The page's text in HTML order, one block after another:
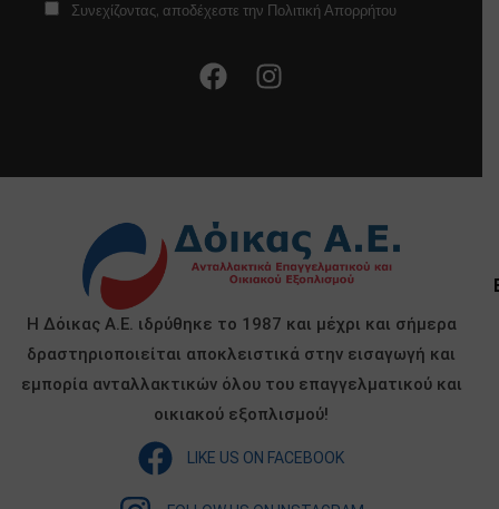
Συνεχίζοντας, αποδέχεστε την Πολιτική Απορρήτου
Η Δόικας Α.Ε. ιδρύθηκε το 1987 και μέχρι και σήμερα
δραστηριοποιείται αποκλειστικά στην εισαγωγή και
εμπορία ανταλλακτικών όλου του επαγγελματικού και
οικιακού εξοπλισμού!
LIKE US ON FACEBOOK